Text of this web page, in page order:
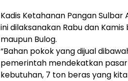
Kadis Ketahanan Pangan
ini dilaksanakan Rabu dan
maupun Bulog.
“Bahan pokok yang dijual
pemerintah mendekatkan
kebutuhan, 7 ton beras yang